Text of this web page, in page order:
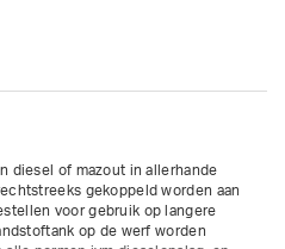
diesel of mazout in allerhande
gekoppeld worden aan
voor gebruik op langere
op de werf worden